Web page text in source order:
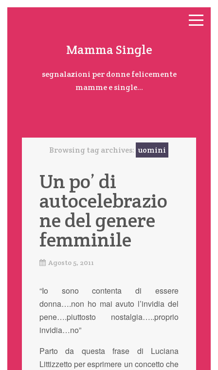
Mamma Single
segnalazioni per donne felicemente
mamme e single...
Browsing tag archives: uomini
Un po’ di
autocelebrazio
ne del genere
femminile
Agosto 5, 2011
“Io sono contenta di essere
donna….non ho mai avuto l’invidia del
pene….piuttosto nostalgia…..proprio
invidia…no”
Parto da questa frase di Luciana
Littizzetto per esprimere un concetto che